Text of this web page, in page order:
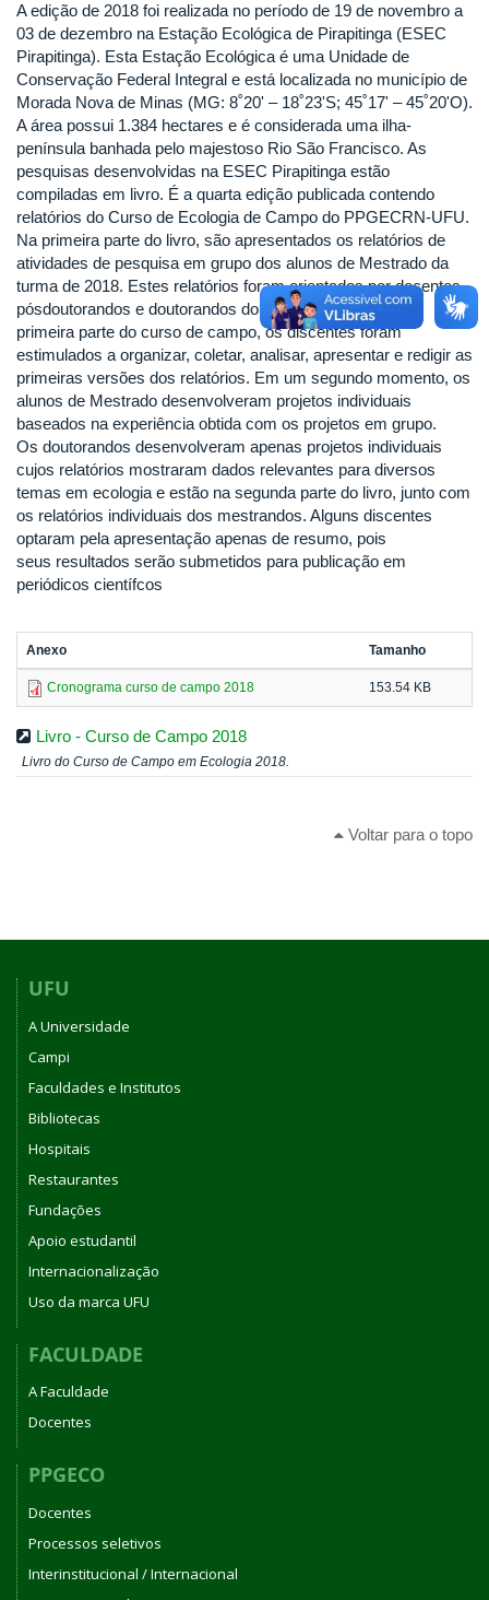
A edição de 2018 foi realizada no período de 19 de novembro a
03 de dezembro na Estação Ecológica de Pirapitinga (ESEC
Pirapitinga). Esta Estação Ecológica é uma Unidade de
Conservação Federal Integral e está localizada no município de
Morada Nova de Minas (MG: 8˚20ʹ – 18˚23ʹS; 45˚17ʹ – 45˚20ʹO).
A área possui 1.384 hectares e é considerada uma ilha-
península banhada pelo majestoso Rio São Francisco. As
pesquisas desenvolvidas na ESEC Pirapitinga estão
compiladas em livro. É a quarta edição publicada contendo
relatórios do Curso de Ecologia de Campo do PPGECRN-UFU.
Na primeira parte do livro, são apresentados os relatórios de
atividades de pesquisa em grupo dos alunos de Mestrado da
turma de 2018. Estes relatórios foram orientados por docentes,
pósdoutorandos e doutorandos do PPGECRN-UFU. Na
primeira parte do curso de campo, os discentes foram
estimulados a organizar, coletar, analisar, apresentar e redigir as
primeiras versões dos relatórios. Em um segundo momento, os
alunos de Mestrado desenvolveram projetos individuais
baseados na experiência obtida com os projetos em grupo.
Os doutorandos desenvolveram apenas projetos individuais
cujos relatórios mostraram dados relevantes para diversos
temas em ecologia e estão na segunda parte do livro, junto com
os relatórios individuais dos mestrandos. Alguns discentes
optaram pela apresentação apenas de resumo, pois
seus resultados serão submetidos para publicação em
periódicos científcos
Anexo Tamanho
Cronograma curso de campo 2018 153.54 KB
Livro - Curso de Campo 2018
Livro do Curso de Campo em Ecologia 2018.
Voltar para o topo
UFU
A Universidade
Campi
Faculdades e Institutos
Bibliotecas
Hospitais
Restaurantes
Fundações
Apoio estudantil
Internacionalização
Uso da marca UFU
FACULDADE
A Faculdade
Docentes
PPGECO
Docentes
Processos seletivos
Interinstitucional / Internacional